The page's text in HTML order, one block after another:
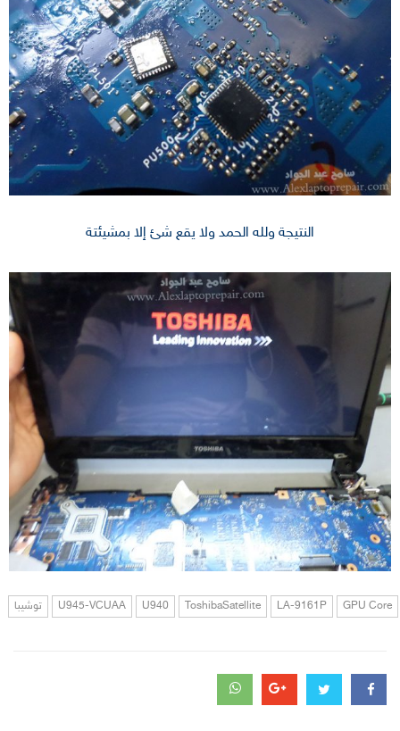
النتيجة ولله الحمد ولا يقع شئ إلا بمشيئتة
GPU Core
LA-9161P
ToshibaSatellite
U940
U945-VCUAA توشيبا